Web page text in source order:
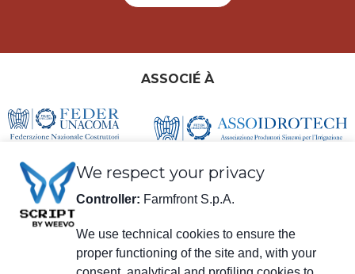
ASSOCIÉ À
We respect your privacy
Controller: Farmfront S.p.A.
We use technical cookies to ensure the
proper functioning of the site and, with your